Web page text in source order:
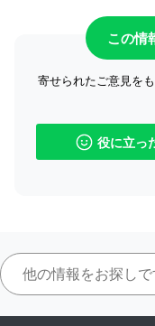
この情
寄せられたご意見を
役に立っ